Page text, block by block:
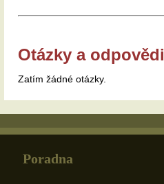
Otázky a odpovědi
Zatím žádné otázky.
Poradna